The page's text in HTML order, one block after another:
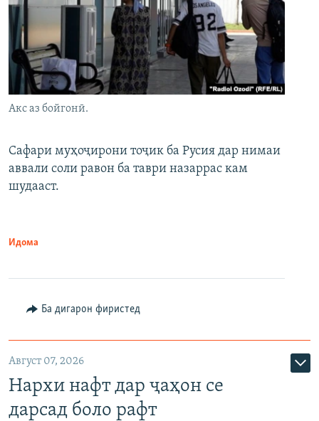
Акс аз бойгонӣ.
Сафари муҳоҷирони тоҷик ба Русия дар нимаи
аввали соли равон ба таври назаррас кам
шудааст.
Идома
Ба дигарон фиристед
Август 07, 2026
Нархи нафт дар ҷаҳон се
дарсад боло рафт